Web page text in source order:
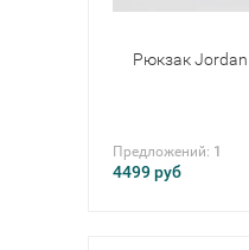
Рюкзак
Предложений: 1
4499руб